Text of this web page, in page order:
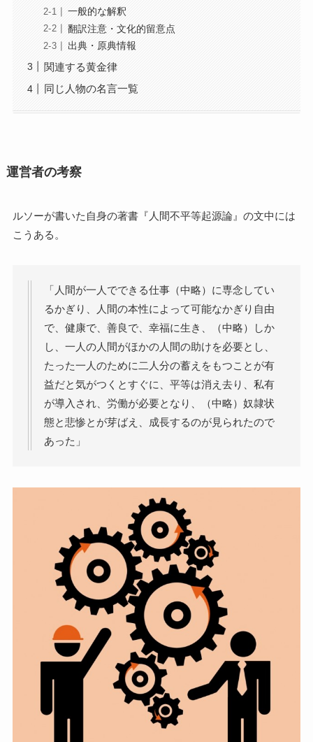
一般的な解釈
翻訳注意・文化的留意点
出典・原典情報
関連する黄金律
同じ人物の名言一覧
運営者の考察
ルソーが書いた自身の著書『人間不平等起源論』の文中には
こうある。
「人間が一人でできる仕事（中略）に専念してい
るかぎり、人間の本性によって可能なかぎり自由
で、健康で、善良で、幸福に生き、（中略）しか
し、一人の人間がほかの人間の助けを必要とし、
たった一人のために二人分の蓄えをもつことが有
益だと気がつくとすぐに、平等は消え去り、私有
が導入され、労働が必要となり、（中略）奴隷状
態と悲惨とが芽ばえ、成長するのが見られたので
あった」